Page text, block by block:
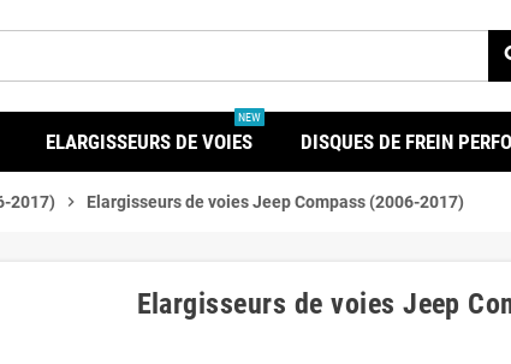
ELARGISSEURS DE VOIES
NEW
DISQUES DE FREIN
2017) chevron_right Elargisseurs de voies Jeep Compass (2006-2017)
Elargisseurs de voies Jeep